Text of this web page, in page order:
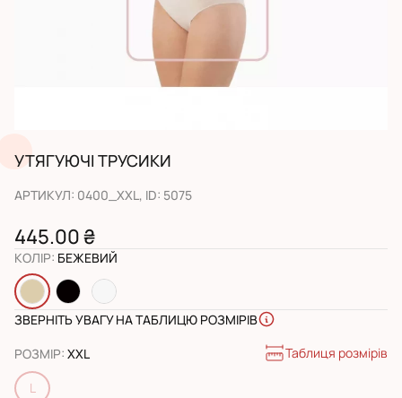
УТЯГУЮЧІ ТРУСИКИ
АРТИКУЛ: 0400_XXL, ID: 5075
445.00 ₴
КОЛІР: БЕЖЕВИЙ
ЗВЕРНІТЬ УВАГУ НА ТАБЛИЦЮ РОЗМІРІВ
РОЗМІР: XXL Таблиця розмірів
L